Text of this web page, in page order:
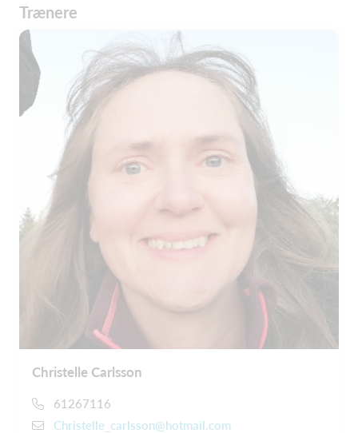
Trænere
Christelle Carlsson
61267116
Christelle_carlsson@hotmail.com